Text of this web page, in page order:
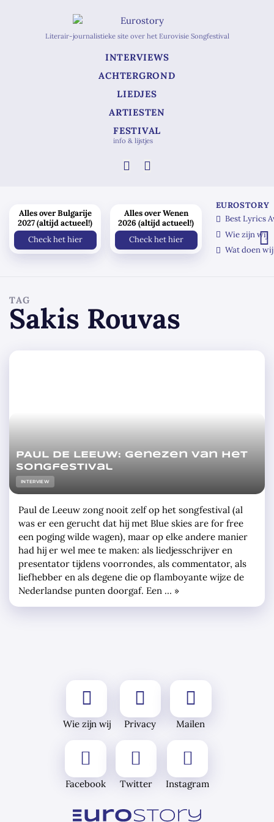
Literair-journalistieke site over het Eurovisie Songfestival
INTERVIEWS
ACHTERGROND
LIEDJES
ARTIESTEN
FESTIVAL
info & lijstjes
TAG
Sakis Rouvas
PAUL DE LEEUW: Genezen van het
songfestival
INTERVIEW
Paul de Leeuw zong nooit zelf op het songfestival (al
was er een gerucht dat hij met Blue skies are for free
een poging wilde wagen), maar op elke andere manier
had hij er wel mee te maken: als liedjesschrijver en
presentator tijdens voorrondes, als commentator, als
liefhebber en als degene die op flamboyante wijze de
Nederlandse punten doorgaf. Een … »
Alles over Bulgarije
2027 (altijd actueel!)
Check het hier
Alles over Wenen
2026 (altijd actueel!)
Check het hier
EUROSTORY
Best Lyrics
Wie zijn wij
Wat doen wij
Wie zijn wij Privacy Mailen
Facebook Twitter Instagram